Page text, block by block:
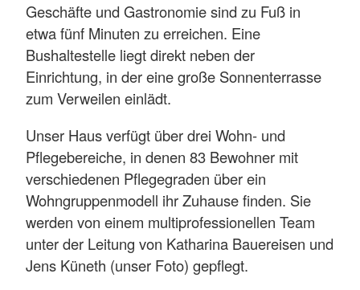
Geschäfte und Gastronomie sind zu Fuß in
etwa fünf Minuten zu erreichen. Eine
Bushaltestelle liegt direkt neben der
Einrichtung, in der eine große Sonnenterrasse
zum Verweilen einlädt.
Unser Haus verfügt über drei Wohn- und
Pflegebereiche, in denen 83 Bewohner mit
verschiedenen Pflegegraden über ein
Wohngruppenmodell ihr Zuhause finden. Sie
werden von einem multiprofessionellen Team
unter der Leitung von Katharina Bauereisen und
Jens Küneth (unser Foto) gepflegt.